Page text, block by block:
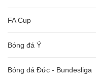
FA Cup
Bóng đá Ý
Bóng đá Đức - Bundesliga